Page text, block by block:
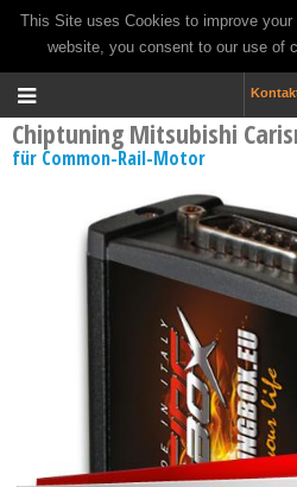
This Site uses Cookies to improve
website, you consent to our use of
Chiptuning Mitsubishi
für Common-Rail-Motor